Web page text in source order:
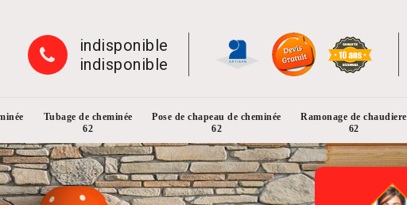
indisponible
indisponible
Tubage de cheminée
62
Pose de chapeau de cheminée
62
Ramonage de chaudiere
62